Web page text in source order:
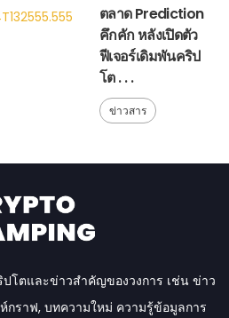
ตลาด Prediction
คึกคัก หลังเปิดตัว
ฟีเจอร์เดิมพันคริป
โต . . .
ข่าวสาร
ปโตและข่าวสำคัญของวงการ เช่น ข่าว
กราฟ, บทความใหม่ ความรู้ข้อมูลการ